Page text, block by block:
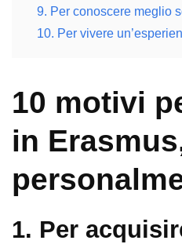
9. Per conoscere meglio
10. Per vivere
10 motivi
in
1. Per